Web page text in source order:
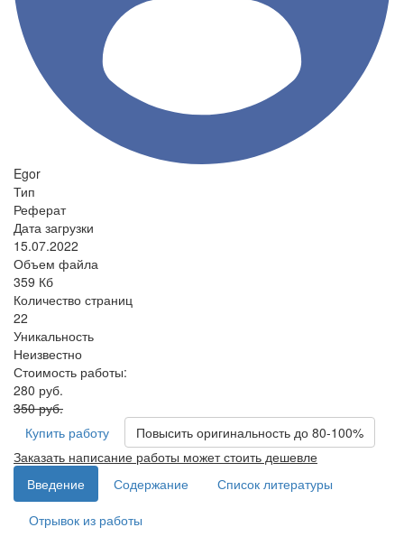
Egor
Тип
Реферат
Дата загрузки
15.07.2022
Объем файла
359 Кб
Количество страниц
22
Уникальность
Неизвестно
Стоимость работы:
280 руб.
350 руб.
Купить работу
Повысить оригинальность до 80-100%
Заказать написание работы может стоить дешевле
Введение
Содержание
Список литературы
Отрывок из работы